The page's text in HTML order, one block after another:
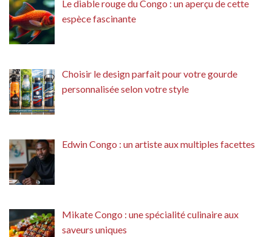
Le diable rouge du Congo : un aperçu de cette
espèce fascinante
Choisir le design parfait pour votre gourde
personnalisée selon votre style
Edwin Congo : un artiste aux multiples facettes
Mikate Congo : une spécialité culinaire aux
saveurs uniques